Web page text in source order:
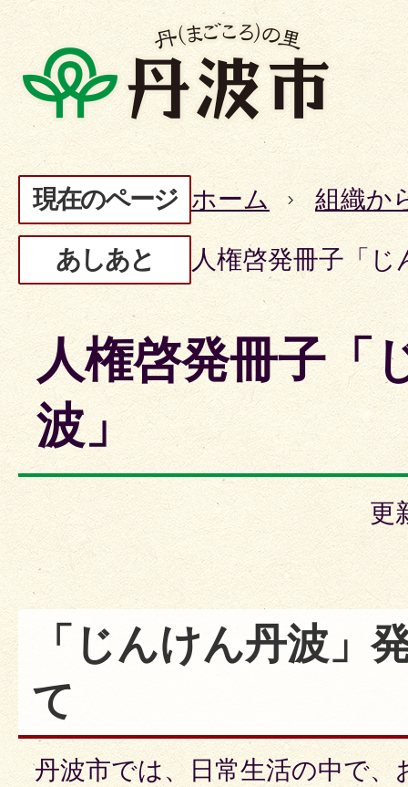
現在のページ ホーム 組織か
あしあと 人権啓発冊子「じ
人権啓発冊子「
波」
更
「じんけん丹波」
て
丹波市では、日常生活の中で、